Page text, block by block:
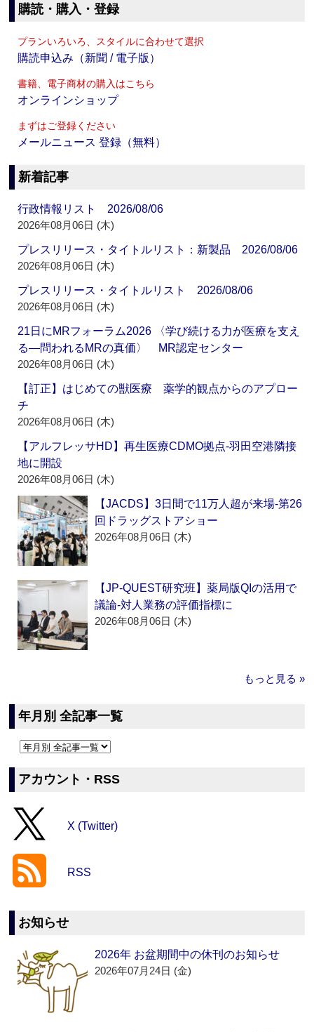
購読・購入・登録
プランいろいろ、スタイルに合わせて選択
購読申込み（新聞 / 電子版）
書籍、電子商材の購入はこちら
オンラインショップ
まずはご登録ください
メールニュース 登録（無料）
新着記事
行政情報リスト 2026/08/06
2026年08月06日 (木)
プレスリリース・タイトルリスト：新製品 2026/08/06
2026年08月06日 (木)
プレスリリース・タイトルリスト 2026/08/06
2026年08月06日 (木)
21日にMRフォーラム2026 〈学び続ける力が医療を支え
る―問われるMRの真価〉 MR認定センター
2026年08月06日 (木)
【訂正】はじめての獣医療 薬学的観点からのアプロー
チ
2026年08月06日 (木)
【アルフレッサHD】再生医療CDMO拠点‐羽田空港隣接
地に開設
2026年08月06日 (木)
【JACDS】3日間で11万人超が来場‐第26
回ドラッグストアショー
2026年08月06日 (木)
【JP-QUEST研究班】薬局版QIの活用で
議論‐対人業務の評価指標に
2026年08月06日 (木)
もっと見る »
年月別 全記事一覧
アカウント・RSS
X (Twitter)
RSS
お知らせ
2026年 お盆期間中の休刊のお知らせ
2026年07月24日 (金)